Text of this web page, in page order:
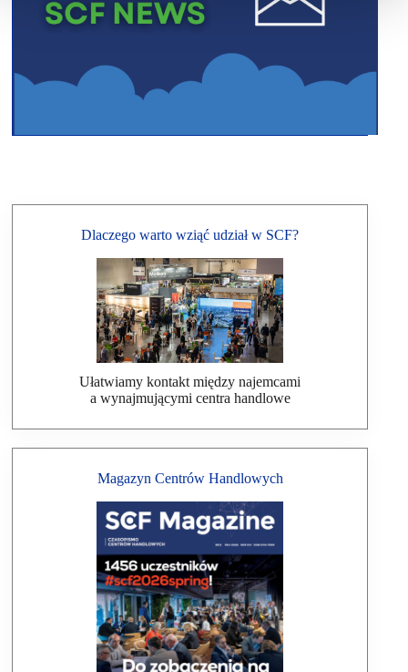
Dlaczego warto wziąć udział w SCF?
Ułatwiamy kontakt między najemcami
a wynajmującymi centra handlowe
Magazyn Centrów Handlowych